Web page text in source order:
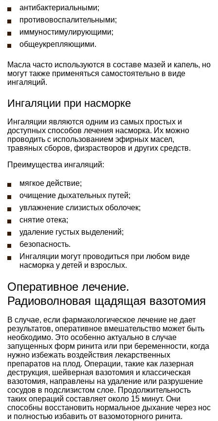
антибактериальными;
противовоспалительными;
иммуностимулирующими;
общеукрепляющими.
Масла часто используются в составе мазей и капель, но
могут также применяться самостоятельно в виде
ингаляций.
Ингаляции при насморке
Ингаляции являются одним из самых простых и
доступных способов лечения насморка. Их можно
проводить с использованием эфирных масел,
травяных сборов, физрастворов и других средств.
Преимущества ингаляций:
мягкое действие;
очищение дыхательных путей;
увлажнение слизистых оболочек;
снятие отека;
удаление густых выделений;
безопасность.
Ингаляции могут проводиться при любом виде
насморка у детей и взрослых.
Оперативное лечение.
Радиоволновая щадящая вазотомия
В случае, если фармакологическое лечение не дает
результатов, оперативное вмешательство может быть
необходимо. Это особенно актуально в случае
запущенных форм ринита или при беременности, когда
нужно избежать воздействия лекарственных
препаратов на плод. Операции, такие как лазерная
деструкция, шейверная вазотомия и классическая
вазотомия, направлены на удаление или разрушение
сосудов в подслизистом слое. Продолжительность
таких операций составляет около 15 минут. Они
способны восстановить нормальное дыхание через нос
и полностью избавить от вазомоторного ринита.